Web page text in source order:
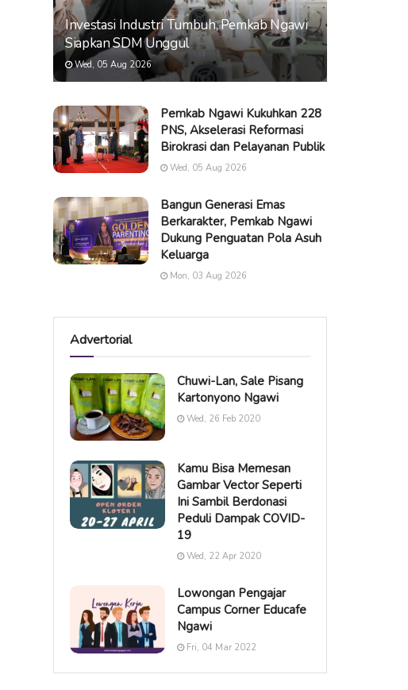
Investasi Industri Tumbuh, Pemkab Ngawi
Siapkan SDM Unggul
Wed, 05 Aug 2026
Pemkab Ngawi Kukuhkan 228
PNS, Akselerasi Reformasi
Birokrasi dan Pelayanan Publik
Wed, 05 Aug 2026
Bangun Generasi Emas
Berkarakter, Pemkab Ngawi
Dukung Penguatan Pola Asuh
Keluarga
Mon, 03 Aug 2026
Advertorial
Chuwi-Lan, Sale Pisang
Kartonyono Ngawi
Wed, 26 Feb 2020
Kamu Bisa Memesan
Gambar Vector Seperti
Ini Sambil Berdonasi
Peduli Dampak COVID-
19
Wed, 22 Apr 2020
Lowongan Pengajar
Campus Corner Educafe
Ngawi
Fri, 04 Mar 2022